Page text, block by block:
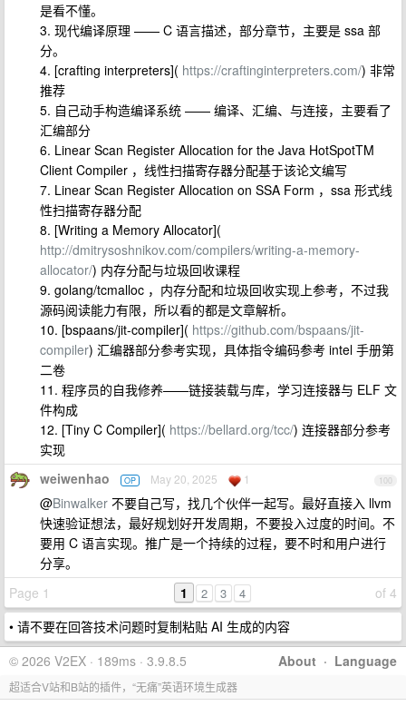
是看不懂。
3. 现代编译原理 —— C 语言描述，部分章节，主要是 ssa 部
分。
4. [crafting interpreters]( https://craftinginterpreters.com/) 非常
推荐
5. 自己动手构造编译系统 —— 编译、汇编、与连接，主要看了
汇编部分
6. Linear Scan Register Allocation for the Java HotSpotTM
Client Compiler ，线性扫描寄存器分配基于该论文编写
7. Linear Scan Register Allocation on SSA Form ，ssa 形式线
性扫描寄存器分配
8. [Writing a Memory Allocator](
http://dmitrysoshnikov.com/compilers/writing-a-memory-
allocator/) 内存分配与垃圾回收课程
9. golang/tcmalloc ，内存分配和垃圾回收实现上参考，不过我
源码阅读能力有限，所以看的都是文章解析。
10. [bspaans/jit-compiler]( https://github.com/bspaans/jit-
compiler) 汇编器部分参考实现，具体指令编码参考 intel 手册第
二卷
11. 程序员的自我修养——链接装载与库，学习连接器与 ELF 文
件构成
12. [Tiny C Compiler]( https://bellard.org/tcc/) 连接器部分参考
实现
100
weiwenhao OP May 20, 2025 1
@Binwalker 不要自己写，找几个伙伴一起写。最好直接入 llvm
快速验证想法，最好规划好开发周期，不要投入过度的时间。不
要用 C 语言实现。推广是一个持续的过程，要不时和用户进行
分享。
Page 1
of 4
1 2 3 4
• 请不要在回答技术问题时复制粘贴 AI 生成的内容
About · Language
© 2026 V2EX · 189ms · 3.9.8.5
超适合V站和B站的插件，“无痛”英语环境生成器